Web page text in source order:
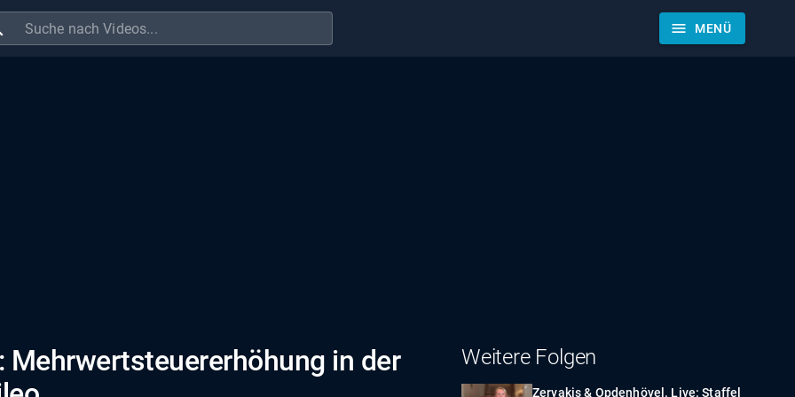
menu MENÜ
Mehrwertsteuererhöhung in der
Weitere Folgen
Zervakis & Opdenhövel. Live: Staffel